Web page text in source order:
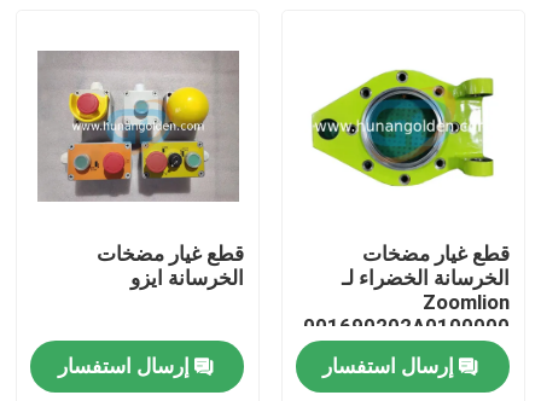
بيت
قطع غيار مضخات
الخرسانة الخضراء لـ
Zoomlion
001690202A0100000
إرسال استفسار
قطع غيار مضخات
الخرسانة ايزو
إرسال استفسار